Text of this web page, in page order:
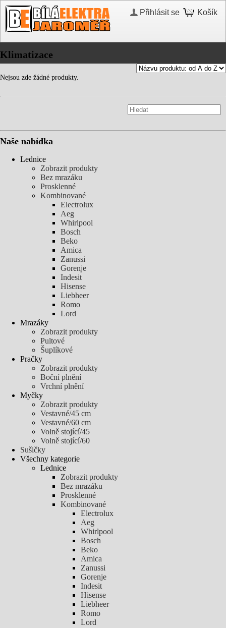
Košík
Přihlásit se
Klimatizace
Nejsou zde žádné produkty.
Naše nabídka
Lednice
Zobrazit produkty
Bez mrazáku
Prosklenné
Kombinované
Electrolux
Aeg
Whirlpool
Bosch
Beko
Amica
Zanussi
Gorenje
Indesit
Hisense
Liebheer
Romo
Lord
Mrazáky
Zobrazit produkty
Pultové
Šuplíkové
Pračky
Zobrazit produkty
Boční plnění
Vrchní plnění
Myčky
Zobrazit produkty
Vestavné/45 cm
Vestavné/60 cm
Volně stojící/45
Volně stojící/60
Sušičky
Všechny kategorie
Lednice
Zobrazit produkty
Bez mrazáku
Prosklenné
Kombinované
Electrolux
Aeg
Whirlpool
Bosch
Beko
Amica
Zanussi
Gorenje
Indesit
Hisense
Liebheer
Romo
Lord